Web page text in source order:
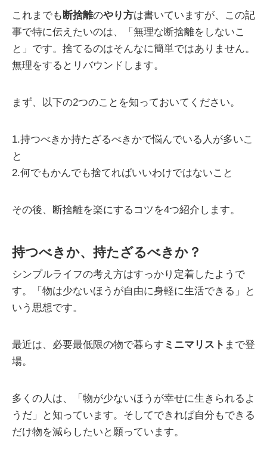
これまでも 断捨離のやり方は書いていますが、この記
事で特に伝えたいのは、「無理な断捨離をしないこ
と」です。捨てるのはそんなに簡単ではありません。
無理をするとリバウンドします。
まず、以下の2つのことを知っておいてください。
1.持つべきか持たざるべきかで悩んでいる人が多いこ
と
2.何でもかんでも捨てればいいわけではないこと
その後、断捨離を楽にするコツを4つ紹介します。
持つべきか、持たざるべきか？
シンプルライフの考え方はすっかり定着したようで
す。「物は少ないほうが自由に身軽に生活できる」と
いう思想です。
最近は、必要最低限の物で暮らす ミニマリスト まで登
場。
多くの人は、「物が少ないほうが幸せに生きられるよ
うだ」と知っています。そしてできれば自分もできる
だけ物を減らしたいと願っています。